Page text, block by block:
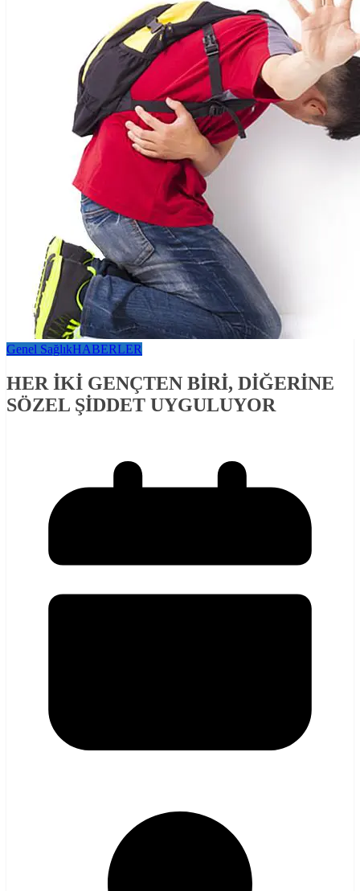
Genel SağlıkHABERLER
HER İKİ GENÇTEN BİRİ, DİĞERİNE
SÖZEL ŞİDDET UYGULUYOR